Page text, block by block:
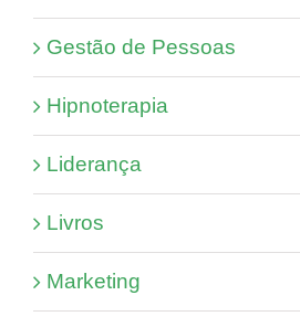
Gestão de Pessoas
Hipnoterapia
Liderança
Livros
Marketing